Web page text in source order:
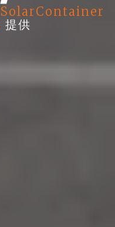
SolarContainer
提供